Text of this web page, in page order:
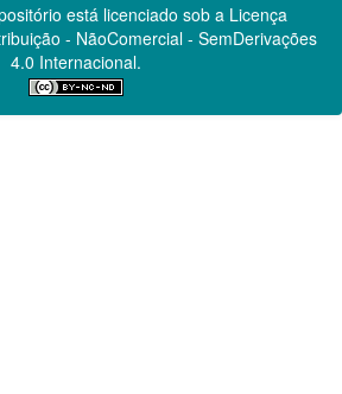
está licenciado sob a Licença
- NãoComercial - SemDerivações
4.0 Internacional.